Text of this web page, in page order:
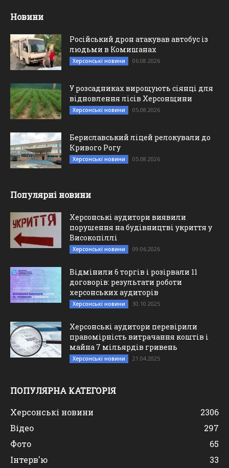
Новини
Російський дрон атакував автобус із
людьми в Комишанах
Херсонські новини 06.08.2026
У розсадниках вирощують сіянці для
відновлення лісів Херсонщини
Херсонські новини 05.08.2026
Бериславський ліцей релокували до
Кривого Рогу
Херсонські новини 05.08.2026
Популярні новини
Херсонські аудитори виявили
порушення на будівництві укриття у
Високопіллі
Херсонські новини 09.06.2026
Відмінили 6 торгів і розірвали 11
договорів: результати роботи
херсонських аудиторів
Херсонські новини 30.10.2025
Херсонські аудитори перевірили
правомірність витрачання коштів і
майна 7 мільярдів гривень
Херсонські новини 21.04.2025
ПОПУЛЯРНА КАТЕГОРІЯ
Херсонські новини
2306
Відео
297
Фото
65
Інтерв'ю
33